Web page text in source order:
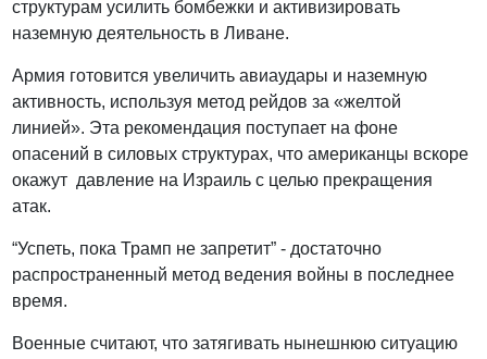
структурам усилить бомбежки и активизировать
наземную деятельность в Ливане.
Армия готовится увеличить авиаудары и наземную
активность, используя метод рейдов за «желтой
линией». Эта рекомендация поступает на фоне
опасений в силовых структурах, что американцы вскоре
окажут давление на Израиль с целью прекращения
атак.
“Успеть, пока Трамп не запретит” - достаточно
распространенный метод ведения войны в последнее
время.
Военные считают, что затягивать нынешнюю ситуацию